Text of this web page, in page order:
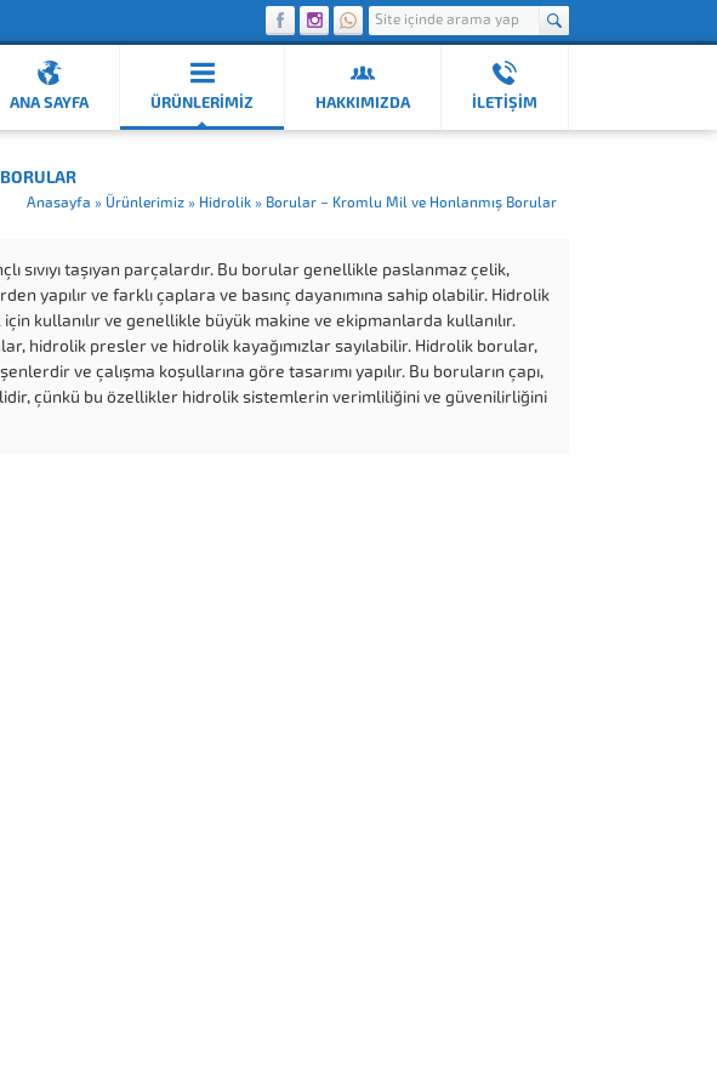
ANA SAYFA ÜRÜNLERIMIZ HAKKIMIZDA İLETİŞİM
Anasayfa » Ürünlerimiz » Hidrolik » Borular – Kromlu Mil ve Honlanmış Borular
sıvıyı taşıyan parçalardır. Bu borular genellikle paslanmaz çelik,
yapılır ve farklı çaplara ve basınç dayanımına sahip olabilir. Hidrolik
kullanılır ve genellikle büyük makine ve ekipmanlarda kullanılır.
hidrolik presler ve hidrolik kayağımızlar sayılabilir. Hidrolik borular,
ve çalışma koşullarına göre tasarımı yapılır. Bu boruların çapı,
çünkü bu özellikler hidrolik sistemlerin verimliliğini ve güvenilirliğini